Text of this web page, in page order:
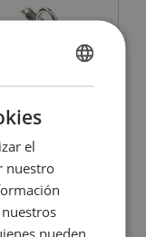
de imanes
POWERTEX
ENGLISH TRANSLATION
el
nuestro
pueden